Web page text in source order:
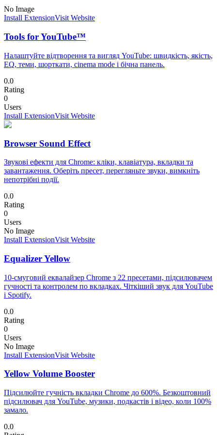
No Image
Install ExtensionVisit Website
Tools for YouTube™
Налаштуйте відтворення та вигляд YouTube: швидкість, якість,
EQ, теми, шорткати, cinema mode і бічна панель.
0.0
Rating
0
Users
Install ExtensionVisit Website
Browser Sound Effect
Звукові ефекти для Chrome: кліки, клавіатура, вкладки та
завантаження. Оберіть пресет, перегляньте звуки, вимкніть
непотрібні події.
0.0
Rating
0
Users
No Image
Install ExtensionVisit Website
Equalizer Yellow
10-смуговий еквалайзер Chrome з 22 пресетами, підсилювачем
гучності та контролем по вкладках. Чіткіший звук для YouTube
і Spotify.
0.0
Rating
0
Users
No Image
Install ExtensionVisit Website
Yellow Volume Booster
Підсилюйте гучність вкладки Chrome до 600%. Безкоштовний
підсилювач для YouTube, музики, подкастів і відео, коли 100%
замало.
0.0